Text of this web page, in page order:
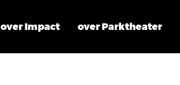
over Impact over Parktheater